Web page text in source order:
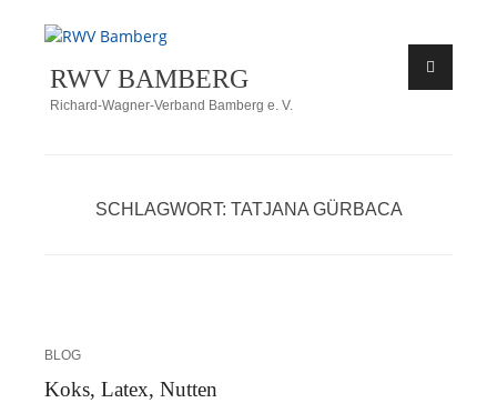
Zum
springen
RWV BAMBERG
Richard-Wagner-Verband Bamberg e. V.
SCHLAGWORT: TATJANA GÜRBACA
BLOG
Koks, Latex, Nutten